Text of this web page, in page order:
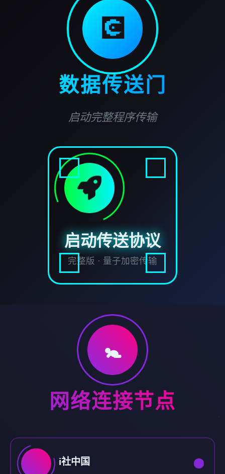
💽
数据传送门
启动完整程序传输
启动传送协议
完整版 · 量子加密传输
🚼
网络连接节点
i社中国